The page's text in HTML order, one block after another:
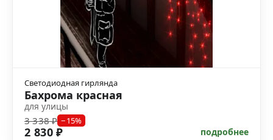
Светодиодная гирлянда
Бахрома красная
для улицы
3 338 ₽ −15%
2 830 ₽ подробнее